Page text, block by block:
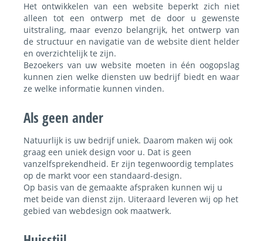
Het ontwikkelen van een website beperkt zich niet
alleen tot een ontwerp met de door u gewenste
uitstraling, maar evenzo belangrijk, het ontwerp van
de structuur en navigatie van de website dient helder
en overzichtelijk te zijn.
Bezoekers van uw website moeten in één oogopslag
kunnen zien welke diensten uw bedrijf biedt en waar
ze welke informatie kunnen vinden.
Als geen ander
Natuurlijk is uw bedrijf uniek. Daarom maken wij ook
graag een uniek design voor u. Dat is geen
vanzelfsprekendheid. Er zijn tegenwoordig templates
op de markt voor een standaard-design.
Op basis van de gemaakte afspraken kunnen wij u
met beide van dienst zijn. Uiteraard leveren wij op het
gebied van webdesign ook maatwerk.